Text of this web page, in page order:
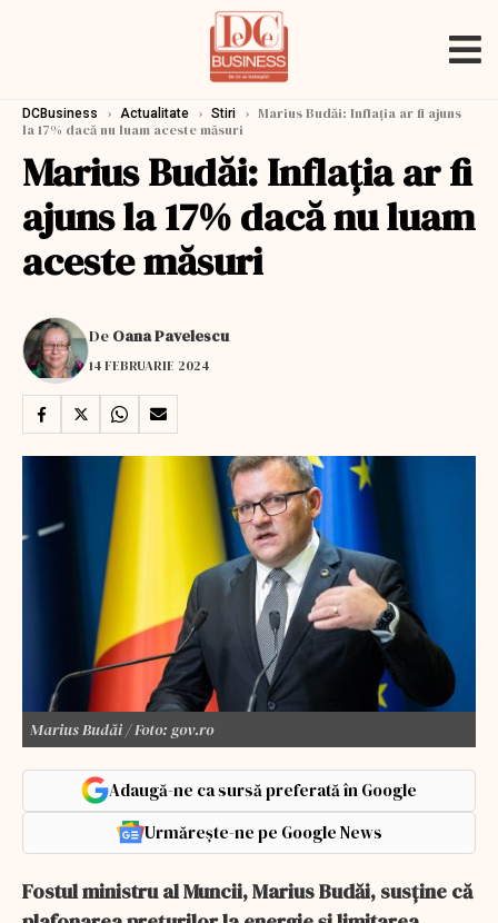
DCBusiness › Actualitate › Stiri › Marius Budăi: Inflația ar fi ajuns
la 17% dacă nu luam aceste măsuri
Marius Budăi: Inflația ar fi
ajuns la 17% dacă nu luam
aceste măsuri
De Oana Pavelescu
14 FEBRUARIE 2024
Marius Budăi / Foto: gov.ro
Adaugă-ne ca sursă preferată în Google
Urmărește-ne pe Google News
Fostul ministru al Muncii, Marius Budăi, susține că